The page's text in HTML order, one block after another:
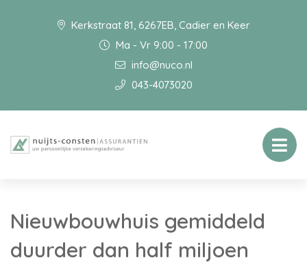
Kerkstraat 81, 6267EB, Cadier en Keer
Ma - Vr 9:00 - 17:00
info@nuco.nl
043-4073020
Nieuwbouwhuis gemiddeld
duurder dan half miljoen